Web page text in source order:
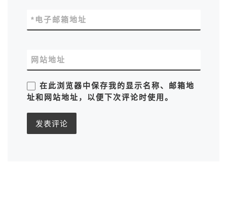
电子邮箱地址
*
网站地址
在此浏览器中保存我的显示名称、邮箱地
址和网站地址，以便下次评论时使用。